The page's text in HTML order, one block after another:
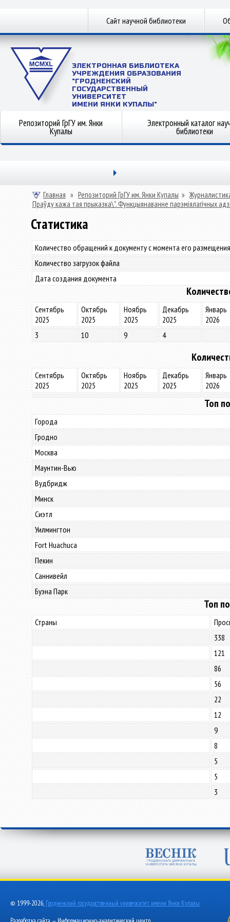
Сайт научной библиотеки
ЭЛЕКТРОННАЯ БИБЛИОТЕКА
УЧРЕЖДЕНИЯ ОБРАЗОВАНИЯ
"ГРОДНЕНСКИЙ
ГОСУДАРСТВЕННЫЙ
УНИВЕРСИТЕТ
ИМЕНИ ЯНКИ КУПАЛЫ"
Репозиторий ГрГУ им. Янки
Купалы
Электронный каталог
библиотеки
Главная » Репозиторий ГрГУ им. Янки Купалы »
Праўду кажа тая прыказка\". Функцыянаванне парэміялагічных
Статистика
Количество обращений к документу с момента его
Количество загрузок файла
Дата создания документа
Сентябрь
2025
Октябрь
2025
Ноябрь
2025
Декабрь
2025
Январь
2026
3
10 9 4
Сентябрь
2025
Октябрь
2025
Ноябрь
2025
Декабрь
2025
Январь
2026
Топ
Города
Гродно
Москва
Маунтин-Вью
Вудбридж
Минск
Сиэтл
Уилмингтон
Fort Huachuca
Пекин
Саннивейл
Буэна Парк
Топ
Страны
338
121
86
56
22
12
9
8
5
5
3
© 1999-2026, Гродненский государственный университет имени Янки Купалы